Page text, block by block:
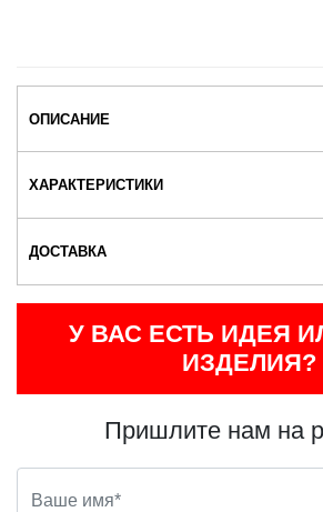
ОПИСАНИЕ
ХАРАКТЕРИСТИКИ
ДОСТАВКА
У ВАС ЕСТЬ ИДЕЯ
ИЗДЕЛИЯ?
Пришлите нам на